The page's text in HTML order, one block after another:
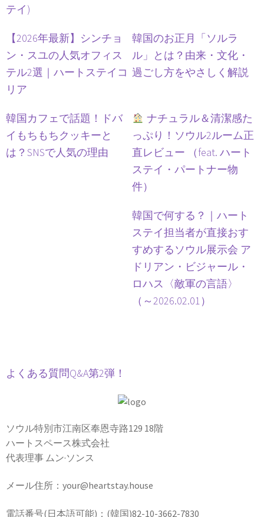
テイ)
【2026年最新】シンチョ
ン・スユの人気オフィス
テル2選｜ハートステイコ
リア
韓国のお正月「ソルラ
ル」とは？由来・文化・
過ごし方をやさしく解説
韓国カフェで話題！ドバ
イもちもちクッキーと
は？SNSで人気の理由
ナチュラル＆清潔感た
っぷり！ソウル2ルーム正
直レビュー （feat. ハート
ステイ・パートナー物
件）
よくある質問Q&A第2弾！
韓国で何する？｜ハート
ステイ担当者が直接おす
すめするソウル展示会 ア
ドリアン・ビジャール・
ロハス〈敵軍の言語〉
（～2026.02.01）
ソウル特別市江南区奉恩寺路129 18階
ハートスペース株式会社
代表理事 ムン·ソンス
メール住所：your@heartstay.house
電話番号(日本語可能)：(韓国)82-10-3662-7830